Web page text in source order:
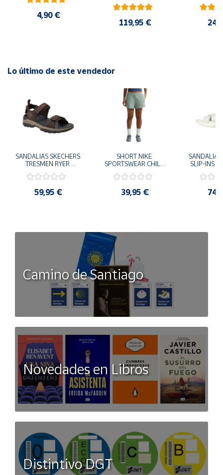
4,90 €
NEGRO JR6303
HOMBRE
119,95 €
Lo último de este vendedor
SANDALIAS SKECHERS
TRESMEN RYER
205112-CHOC
COMODAS
59,95 €
SHORT NIKE
SPORTSWEAR CHILL
006 PANTALONES
39,95 €
SANDALIAS
SLIP-INS
Camino de Santiago
Novedades en Libros
Distintivo DGT